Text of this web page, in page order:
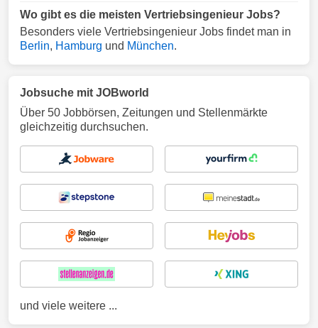
Wo gibt es die meisten Vertriebsingenieur Jobs?
Besonders viele Vertriebsingenieur Jobs findet man in
Berlin, Hamburg und München.
Jobsuche mit JOBworld
Über 50 Jobbörsen, Zeitungen und Stellenmärkte
gleichzeitig durchsuchen.
und viele weitere ...